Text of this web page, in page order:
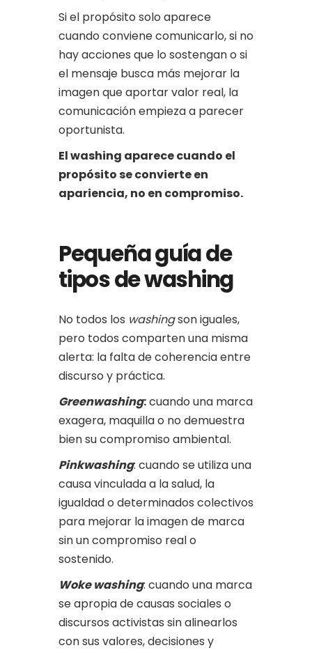
Si el propósito solo aparece
cuando conviene comunicarlo, si no
hay acciones que lo sostengan o si
el mensaje busca más mejorar la
imagen que aportar valor real, la
comunicación empieza a parecer
oportunista.
El washing aparece cuando el
propósito se convierte en
apariencia, no en compromiso.
Pequeña guía de
tipos de washing
No todos los washingson iguales,
pero todos comparten una misma
alerta: la falta de coherencia entre
discurso y práctica.
Greenwashing:cuando una marca
exagera, maquilla o no demuestra
bien su compromiso ambiental.
Pinkwashing: cuando se utiliza una
causa vinculada a la salud, la
igualdad o determinados colectivos
para mejorar la imagen de marca
sin un compromiso real o
sostenido.
Woke washing: cuando una marca
se apropia de causas sociales o
discursos activistas sin alinearlos
con sus valores, decisiones y